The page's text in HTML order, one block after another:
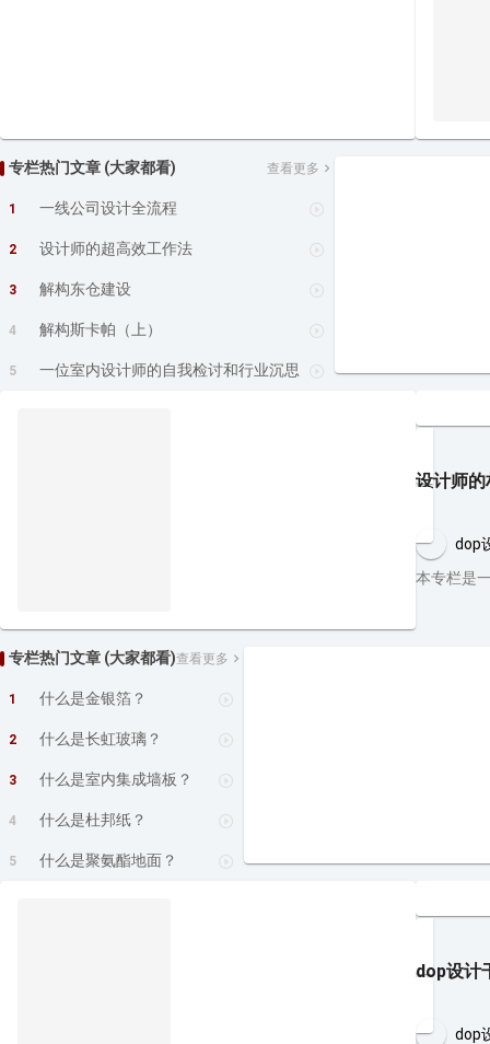
专栏热门文章 (大家都看) 查看更多
1 一线公司设计全流程
2 设计师的超高效工作法
3 解构东仓建设
4 解构斯卡帕（上）
5 一位室内设计师的自我检讨和行业沉思
设计师
dop
本专栏是
专栏热门文章 (大家都看)查看更多
1 什么是金银箔？
2 什么是长虹玻璃？
3 什么是室内集成墙板？
4 什么是杜邦纸？
5 什么是聚氨酯地面？
dop设计
dop